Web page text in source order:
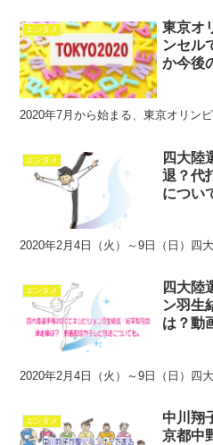
エンタメ
東京オ
ンセル
か今後
2020年7月から始まる、東京オリンピ
エンタメ
四大陸
退？代
につい
2020年2月4日（火）～9日（日）四大
エンタメ
四大陸
ン羽生
は？動
2020年2月4日（火）～9日（日）四大
エンタメ
中川翔
京都中